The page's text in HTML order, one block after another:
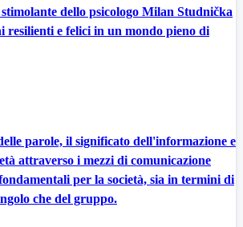
dello psicologo Milan Studnička
resilienti e felici in un mondo pieno di
parole, il significato dell'informazione e
attraverso i mezzi di comunicazione
per la società, sia in termini di
che del gruppo.